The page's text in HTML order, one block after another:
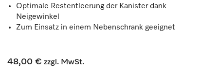
Optimale Restentleerung der Kanister dank
Neigewinkel
Zum Einsatz in einem Nebenschrank geeignet
48,00 € zzgl. MwSt.